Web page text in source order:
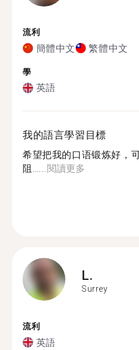
流利
簡體中文 繁體中文
學
英語
我的語言學習目標
希望把我的口语锻炼好，
阻…...閱讀更多
L.
Surrey
流利
英語